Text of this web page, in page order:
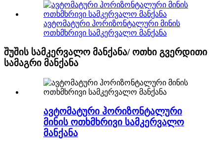
ავტომატური ჰორიზონტალური მინის
ოთხმხრივი სამკერვალო მანქანა
შუშის სამკერვალო მანქანა/ ოთხი გვერდითი
სამაგრი მანქანა
ავტომატური ჰორიზონტალური
მინის ოთხმხრივი სამკერვალო
მანქანა